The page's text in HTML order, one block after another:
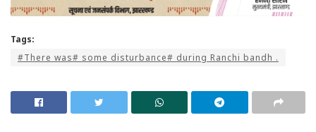
Tags:
#There was# some disturbance# during Ranchi bandh .